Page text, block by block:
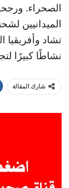
الصحراء.
الميدانيين
تشاد
نشاطًا كبيرًا
شارك المقالة